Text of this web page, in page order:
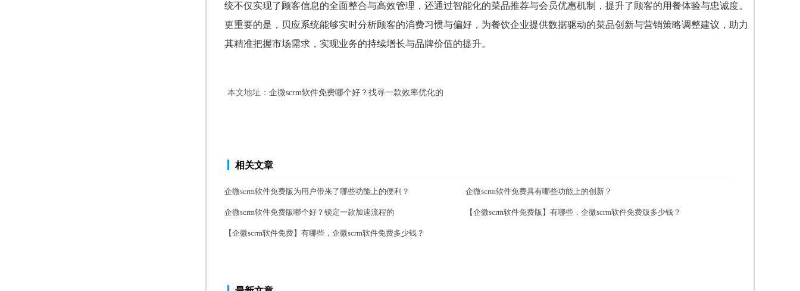
统不仅实现了顾客信息的全面整合与高效管理，还通过智能化的菜品推荐与会员优惠机制，提升了顾客的用餐体验与忠诚度。
更重要的是，贝应系统能够实时分析顾客的消费习惯与偏好，为餐饮企业提供数据驱动的菜品创新与营销策略调整建议，助力
其精准把握市场需求，实现业务的持续增长与品牌价值的提升。
本文地址： 企微scrm软件免费哪个好？找寻一款效率优化的
相关文章
企微scrm软件免费版为用户带来了哪些功能上的便利？ 企微scrm软件免费具有哪些功能上的创新？
企微scrm软件免费版哪个好？锁定一款加速流程的 【企微scrm软件免费版】有哪些，企微scrm软件免费版多少钱？
【企微scrm软件免费】有哪些，企微scrm软件免费多少钱？